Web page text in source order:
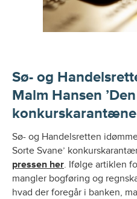
Sø- og
Malm Hansen
Sø- og Handelsretten
Sorte Svane’
pressen her. Ifølge artiklen
mangler bogføring og
hvad der foregår i banken,